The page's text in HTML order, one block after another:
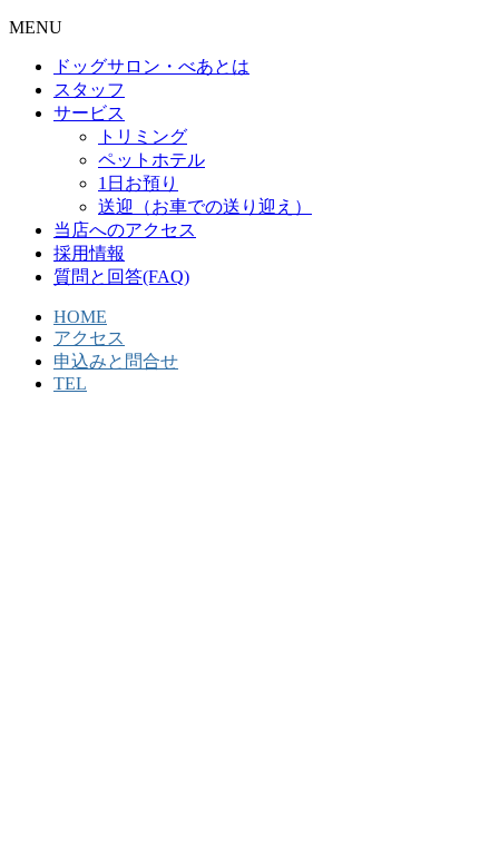
MENU
ドッグサロン・べあとは
スタッフ
サービス
トリミング
ペットホテル
1日お預り
送迎（お車での送り迎え）
当店へのアクセス
採用情報
質問と回答(FAQ)
HOME
アクセス
申込みと問合せ
TEL